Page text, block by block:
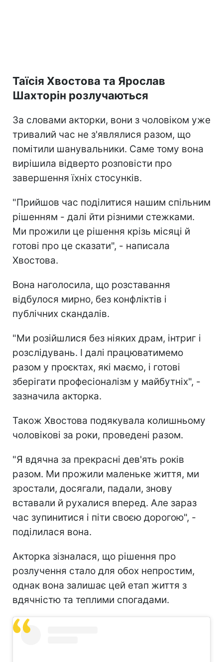
Таїсія Хвостова та Ярослав
Шахторін розлучаються
За словами акторки, вони з чоловіком уже
тривалий час не з'являлися разом, що
помітили шанувальники. Саме тому вона
вирішила відверто розповісти про
завершення їхніх стосунків.
"Прийшов час поділитися нашим спільним
рішенням - далі йти різними стежками.
Ми прожили це рішення крізь місяці й
готові про це сказати", - написала
Хвостова.
Вона наголосила, що розставання
відбулося мирно, без конфліктів і
публічних скандалів.
"Ми розійшлися без ніяких драм, інтриг і
розслідувань. І далі працюватимемо
разом у проєктах, які маємо, і готові
зберігати професіоналізм у майбутніх", -
зазначила акторка.
Також Хвостова подякувала колишньому
чоловікові за роки, проведені разом.
"Я вдячна за прекрасні дев'ять років
разом. Ми прожили маленьке життя, ми
зростали, досягали, падали, знову
вставали й рухалися вперед. Але зараз
час зупинитися і піти своєю дорогою", -
поділилася вона.
Акторка зізналася, що рішення про
розлучення стало для обох непростим,
однак вона залишає цей етап життя з
вдячністю та теплими спогадами.